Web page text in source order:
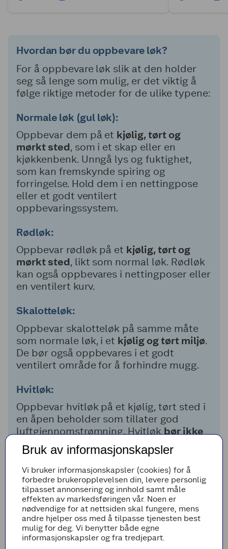
Hvordan bør du oppbevare løk?
For å oppbevare løk slik at den holder
seg så lenge som mulig, er det viktig å
følge riktige metoder for de ulike typene:
Normale løk (gul løk):
Oppbevar dem på et kjølig, tørt og
mørkt sted, som i et skap eller en
kjøkkenbenk. Unngå lys og fuktighet,
som kan fremskynde spiring og
forringelse. Hold dem i en nettingpose
eller et godt ventilert
oppbevaringssystem.
Rødløk:
Oppbevar rødløk på et kjølig, tørt og
mørkt sted, likt som normal løk. Rødløk
kan også oppbevares i nettingposer eller
en ventilert kurv.
Skalotteløk:
Oppbevar skalotteløk på samme måte
som normale løk, i et kjølig og tørt miljø.
De bør også oppbevares i et godt
ventilert område for å forhindre mugg.
Hvitløk:
Oppbevar hvitløk på et kjølig, tørt sted i
en åpen beholder som tillater god
luftgjennomstrømning. Hvitløkbør ikke
oppbevares i kjøleskapet
, da fuktighet
kan føre til spiring.
Unngå oppbevaring i plastposer,da
dette kan fange fuktighet og føre til
råtnelse. Sjekk løken regelmessig og fjern
eventuelle som viser tegn til forringelse.
Bruk av informasjonskapsler
Vi bruker informasjonskapsler (cookies) for å
forbedre brukeropplevelsen din, levere personlig
tilpasset annonsering og innhold samt måle
effekten av markedsføringen vår. Noen er
nødvendige for at nettsiden skal fungere, mens
andre hjelper oss med å tilpasse tjenesten best
mulig for deg. Vi benytter både egne
informasjonskapsler og fra tredjepart.